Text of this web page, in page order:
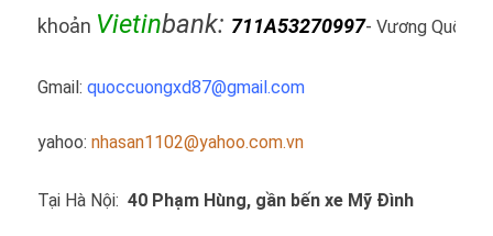
khoản Vietinbank: 711A53270997- Vương Quốc
Gmail: quoccuongxd87@gmail.com
yahoo: nhasan1102@yahoo.com.vn
Tại Hà Nội: 40 Phạm Hùng, gần bến xe Mỹ Đình